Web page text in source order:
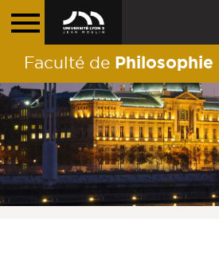
Faculté de Philosophie